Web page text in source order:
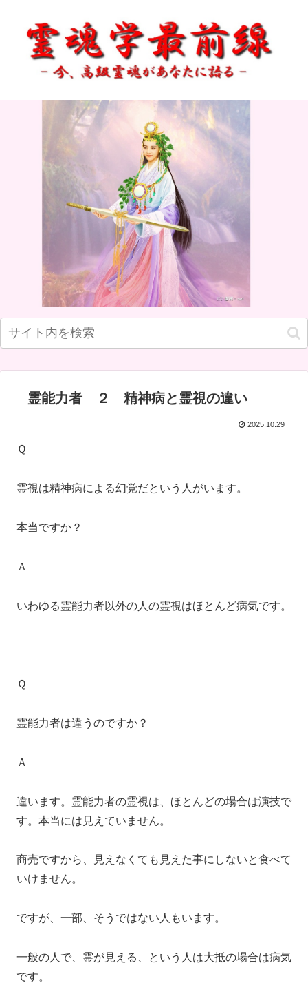
霊能力者 ２ 精神病と霊視の違い
2025.10.29
Ｑ
霊視は精神病による幻覚だという人がいます。
本当ですか？
Ａ
いわゆる霊能力者以外の人の霊視はほとんど病気です。
Ｑ
霊能力者は違うのですか？
Ａ
違います。霊能力者の霊視は、ほとんどの場合は演技で
す。本当には見えていません。
商売ですから、見えなくても見えた事にしないと食べて
いけません。
ですが、一部、そうではない人もいます。
一般の人で、霊が見える、という人は大抵の場合は病気
です。